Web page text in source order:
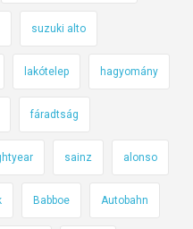
suzuki alto
lakótelep hagyomány
fáradtság
sainz alonso
Babboe Autobahn